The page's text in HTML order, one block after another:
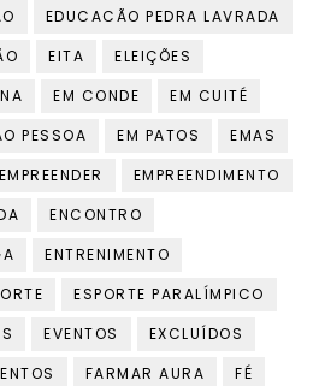
EDUCACÃO PEDRA LAVRADA
EITA
ELEIÇÕES
EM CONDE
EM CUITÉ
PESSOA EM PATOS
EMAS
EMPREENDER
EMPREENDIMENTO
ENCONTRO
ENTRENIMENTO
ESPORTE PARALÍMPICO
EVENTOS
EXCLUÍDOS
FARMAR AURA
FÉ